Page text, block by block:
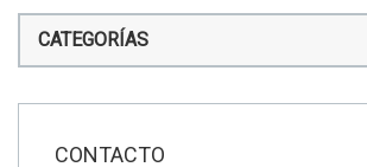
CATEGORÍAS
CONTACTO